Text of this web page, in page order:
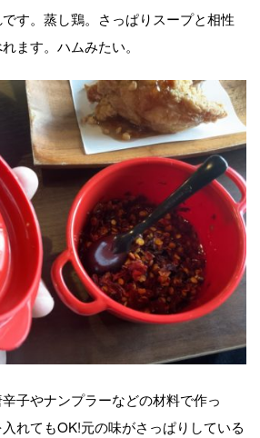
す。蒸し鶏。さっぱりスープと相性
ます。ハムみたい。
子やナンプラーなどの材料で作っ
れてもOK!元の味がさっぱりしている